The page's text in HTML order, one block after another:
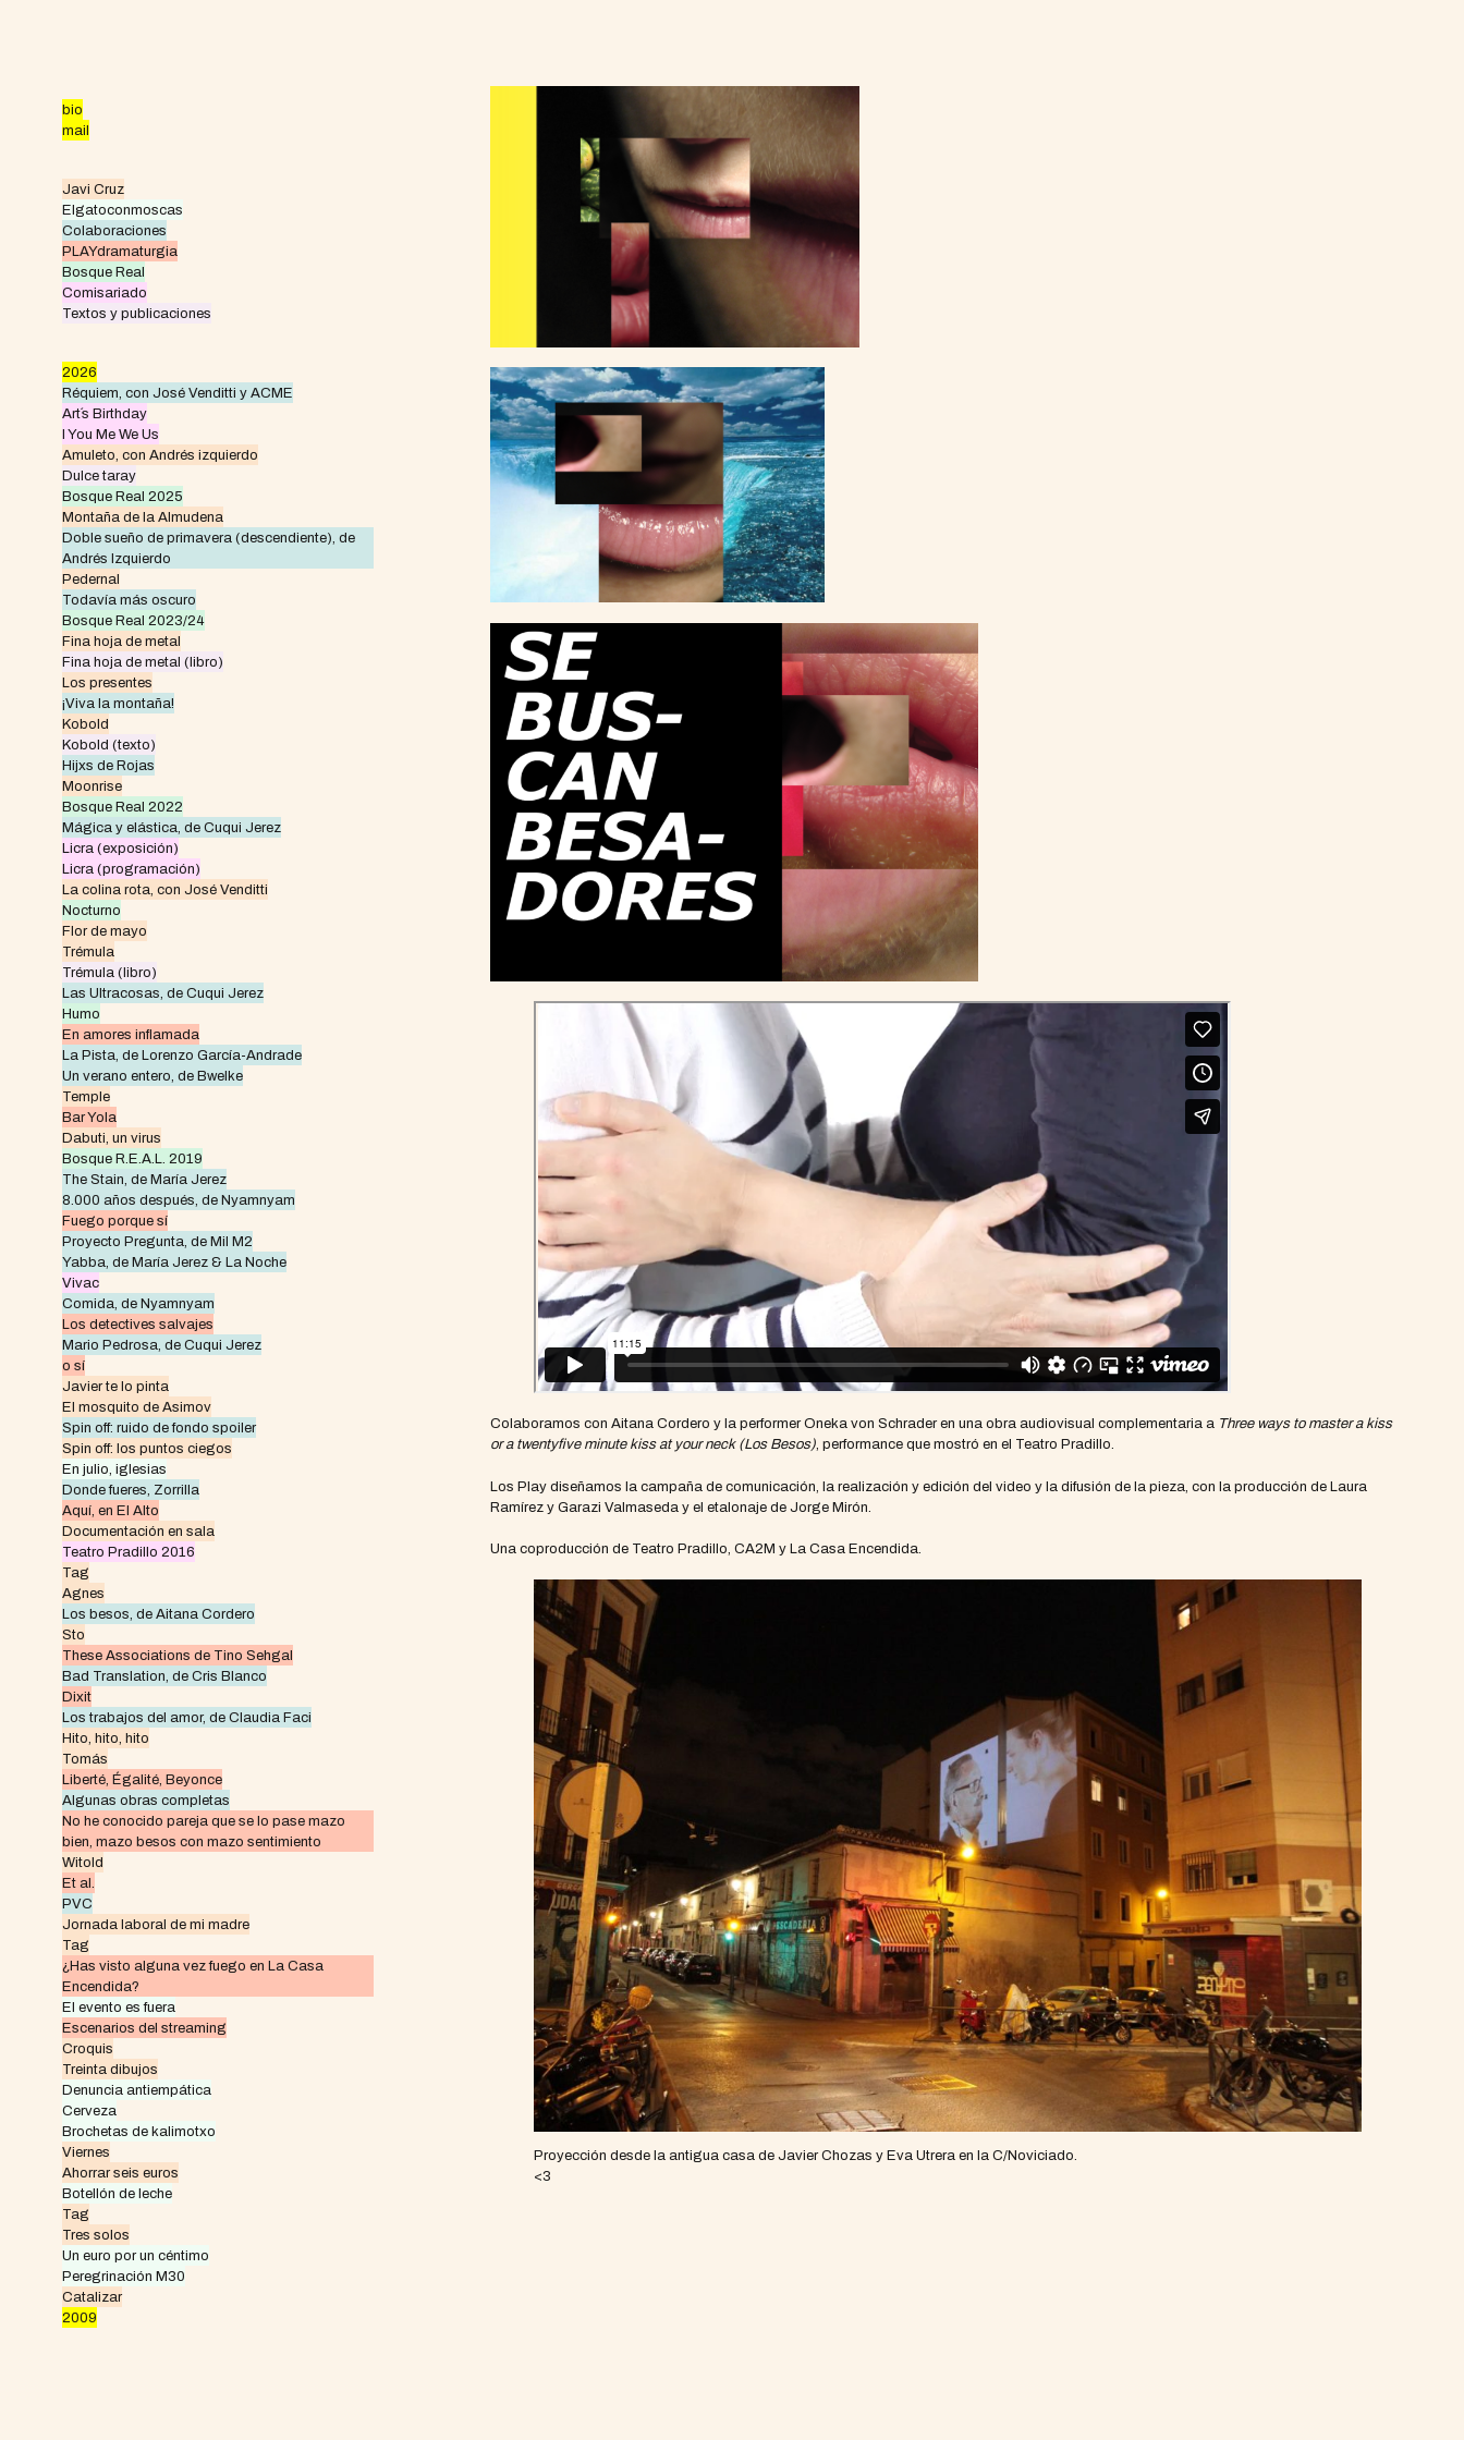
bio
mail
Javi Cruz
Elgatoconmoscas
Colaboraciones
PLAYdramaturgia
Bosque Real
Comisariado
Textos y publicaciones
2026
Réquiem, con José Venditti y ACME
Art´s Birthday
I You Me We Us
Amuleto, con Andrés izquierdo
Dulce taray
Bosque Real 2025
Montaña de la Almudena
Doble sueño de primavera (descendiente), de
Andrés Izquierdo
Pedernal
Todavía más oscuro
Bosque Real 2023/24
Fina hoja de metal
Fina hoja de metal (libro)
Los presentes
¡Viva la montaña!
Kobold
Kobold (texto)
Hijxs de Rojas
Moonrise
Bosque Real 2022
Mágica y elástica, de Cuqui Jerez
Licra (exposición)
Licra (programación)
La colina rota, con José Venditti
Nocturno
Flor de mayo
Trémula
Trémula (libro)
Las Ultracosas, de Cuqui Jerez
Humo
En amores inflamada
La Pista, de Lorenzo García-Andrade
Un verano entero, de Bwelke
Temple
Bar Yola
Dabuti, un virus
Bosque R.E.A.L. 2019
The Stain, de María Jerez
8.000 años después, de Nyamnyam
Fuego porque sí
Proyecto Pregunta, de Mil M2
Yabba, de María Jerez & La Noche
Vivac
Comida, de Nyamnyam
Los detectives salvajes
Mario Pedrosa, de Cuqui Jerez
o sí
Javier te lo pinta
El mosquito de Asimov
Spin off: ruido de fondo spoiler
Spin off: los puntos ciegos
En julio, iglesias
Donde fueres, Zorrilla
Aquí, en El Alto
Documentación en sala
Teatro Pradillo 2016
Tag
Agnes
Los besos, de Aitana Cordero
Sto
These Associations de Tino Sehgal
Bad Translation, de Cris Blanco
Dixit
Los trabajos del amor, de Claudia Faci
Hito, hito, hito
Tomás
Liberté, Égalité, Beyonce
Algunas obras completas
No he conocido pareja que se lo pase mazo
bien, mazo besos con mazo sentimiento
Witold
Et al.
PVC
Jornada laboral de mi madre
Tag
¿Has visto alguna vez fuego en La Casa
Encendida?
El evento es fuera
Escenarios del streaming
Croquis
Treinta dibujos
Denuncia antiempática
Cerveza
Brochetas de kalimotxo
Viernes
Ahorrar seis euros
Botellón de leche
Tag
Tres solos
Un euro por un céntimo
Peregrinación M30
Catalizar
2009
Colaboramos con Aitana Cordero y la performer Oneka von Schrader en una obra audiovisual complementaria a Three ways to master a kiss
or a twentyfive minute kiss at your neck (Los Besos), performance que mostró en el Teatro Pradillo.
Los Play diseñamos la campaña de comunicación, la realización y edición del video y la difusión de la pieza, con la producción de Laura
Ramírez y Garazi Valmaseda y el etalonaje de Jorge Mirón.
Una coproducción de Teatro Pradillo, CA2M y La Casa Encendida.
Proyección desde la antigua casa de Javier Chozas y Eva Utrera en la C/Noviciado.
<3